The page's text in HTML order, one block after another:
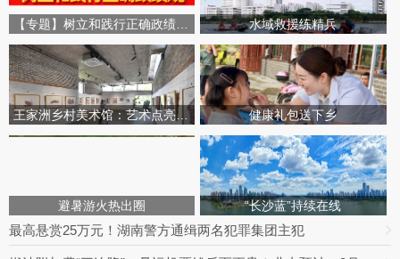
水域救援练精兵
王家洲乡村美术馆：艺术点亮田园乡村 健康礼包送下乡
避暑游火热出圈 “长沙蓝”持续在线
最高悬赏25万元！湖南警方通缉两名犯罪集团主犯